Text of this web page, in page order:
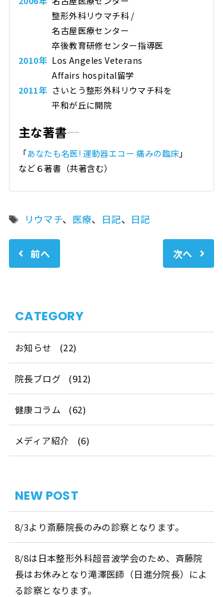
タ
リウマチ、 医療、 日記、 日記
整形外科リウマチ科 /
名古屋医療センター
卒後教育研修センター指導医
2010年 Los Angeles Veterans
Affairs hospital留学
2011年 さいとう整形外科リウマチ科を
平和が丘に開院
主な著書
「あなたも名医! 運動器エコー 痛みの臨床 」
など６著書（共著含む）
前へ 次へ
CATEGORY
お知らせ (22)
院長ブログ (912)
健康コラム (62)
メディア紹介 (6)
NEW POST
8/3より斎藤院長のみの診察となります。
8/8は日本整形外科超音波学会のため、斉藤院
長はお休みとなり滝澤医師（日進分院長）によ
る診察となります。